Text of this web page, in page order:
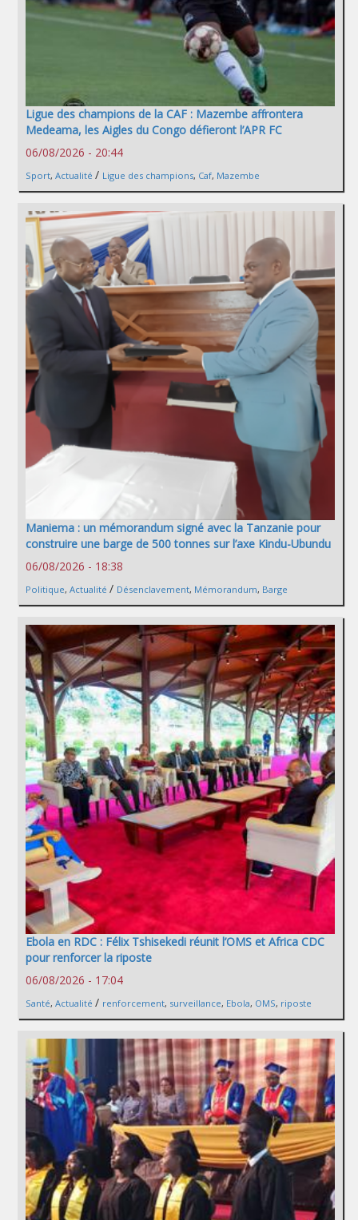
Ligue des champions de la CAF : Mazembe affrontera
Medeama, les Aigles du Congo défieront l’APR FC
06/08/2026 - 20:44
Sport, Actualité / Ligue des champions, Caf, Mazembe
Maniema : un mémorandum signé avec la Tanzanie pour
construire une barge de 500 tonnes sur l’axe Kindu-Ubundu
06/08/2026 - 18:38
Politique, Actualité / Désenclavement, Mémorandum, Barge
Ebola en RDC : Félix Tshisekedi réunit l’OMS et Africa CDC
pour renforcer la riposte
06/08/2026 - 17:04
Santé, Actualité / renforcement, surveillance, Ebola, OMS, riposte